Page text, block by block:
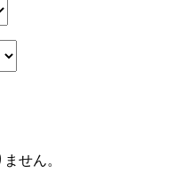
せん。